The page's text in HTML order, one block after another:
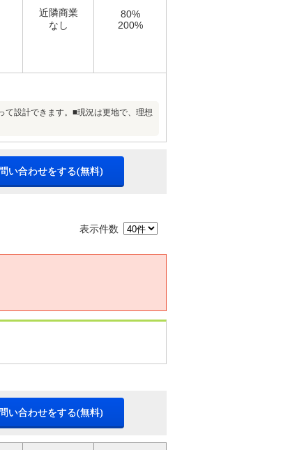
近隣商業
なし
80%
200%
設計できます。■現況は更地で、理想
い合わせをする(無料)
表示件数
い合わせをする(無料)